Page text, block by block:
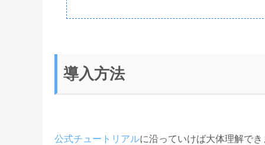
導入方法
公式チュートリアルに沿っていけば大体理解で